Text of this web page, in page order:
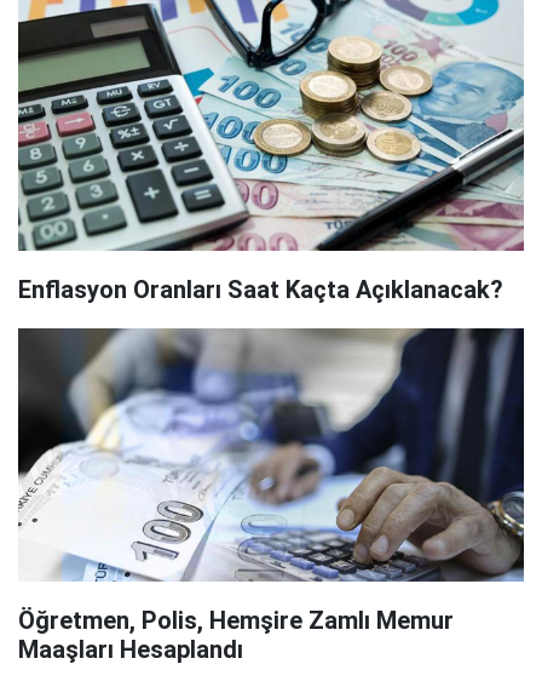
Enflasyon Oranları Saat Kaçta Açıklanacak?
Öğretmen, Polis, Hemşire Zamlı Memur
Maaşları Hesaplandı